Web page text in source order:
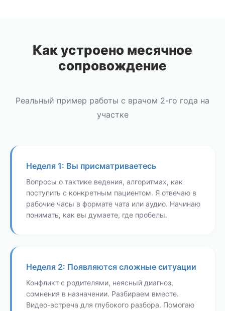
Как устроено месячное
сопровождение
Реальный пример работы с врачом 2-го года на
участке
Неделя 1: Вы присматриваетесь
Вопросы о тактике ведения, алгоритмах, как
поступить с конкретным пациентом. Я отвечаю в
рабочие часы в формате чата или аудио. Начинаю
понимать, как вы думаете, где пробелы.
Неделя 2: Появляются сложные ситуации
Конфликт с родителями, неясный диагноз,
сомнения в назначении. Разбираем вместе.
Видео-встреча для глубокого разбора. Помогаю